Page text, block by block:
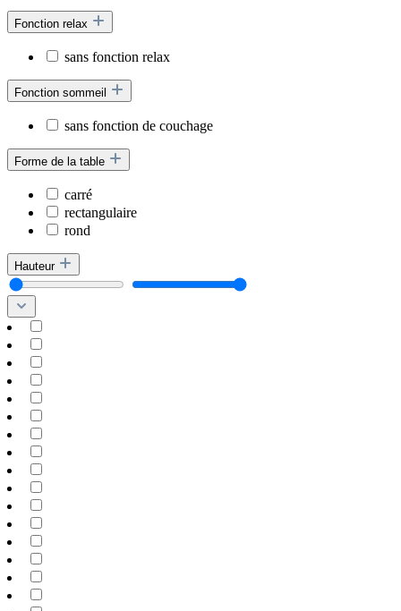
Fonction relax
sans fonction relax
Fonction sommeil
sans fonction de couchage
Forme de la table
carré
rectangulaire
rond
Hauteur